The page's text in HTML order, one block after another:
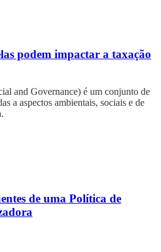
podem impactar a taxação
and Governance) é um conjunto de
a aspectos ambientais, sociais e de
de uma Política de